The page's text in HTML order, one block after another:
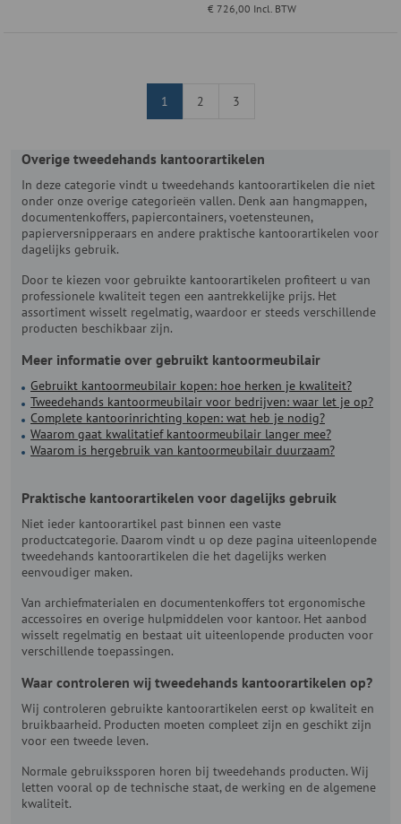
€ 726,00 Incl. BTW
1 2 3
Overige tweedehands kantoorartikelen
In deze categorie vindt u tweedehands kantoorartikelen die niet
onder onze overige categorieën vallen. Denk aan hangmappen,
documentenkoffers, papiercontainers, voetensteunen,
papierversnipperaars en andere praktische kantoorartikelen voor
dagelijks gebruik.
Door te kiezen voor gebruikte kantoorartikelen profiteert u van
professionele kwaliteit tegen een aantrekkelijke prijs. Het
assortiment wisselt regelmatig, waardoor er steeds verschillende
producten beschikbaar zijn.
Meer informatie over gebruikt kantoormeubilair
Gebruikt kantoormeubilair kopen: hoe herken je kwaliteit?
Tweedehands kantoormeubilair voor bedrijven: waar let je op?
Complete kantoorinrichting kopen: wat heb je nodig?
Waarom gaat kwalitatief kantoormeubilair langer mee?
Waarom is hergebruik van kantoormeubilair duurzaam?
Praktische kantoorartikelen voor dagelijks gebruik
Niet ieder kantoorartikel past binnen een vaste
productcategorie. Daarom vindt u op deze pagina uiteenlopende
tweedehands kantoorartikelen die het dagelijks werken
eenvoudiger maken.
Van archiefmaterialen en documentenkoffers tot ergonomische
accessoires en overige hulpmiddelen voor kantoor. Het aanbod
wisselt regelmatig en bestaat uit uiteenlopende producten voor
verschillende toepassingen.
Waar controleren wij tweedehands kantoorartikelen op?
Wij controleren gebruikte kantoorartikelen eerst op kwaliteit en
bruikbaarheid. Producten moeten compleet zijn en geschikt zijn
voor een tweede leven.
Normale gebruikssporen horen bij tweedehands producten. Wij
letten vooral op de technische staat, de werking en de algemene
kwaliteit.